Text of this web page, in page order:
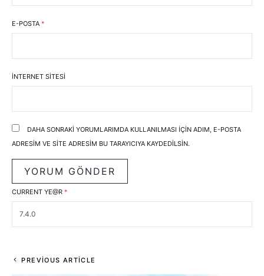
E-POSTA *
İNTERNET SITESI
DAHA SONRAKI YORUMLARIMDA KULLANILMASI IÇIN ADIM, E-POSTA
ADRESIM VE SITE ADRESIM BU TARAYICIYA KAYDEDILSIN.
CURRENT YE@R *
PREVIOUS ARTICLE